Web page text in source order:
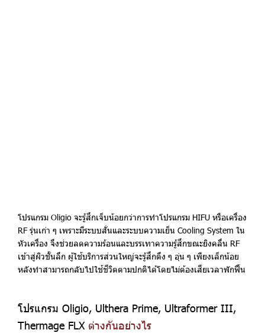
โปรแกรม Oligio จะรู้สึกเจ็บน้อยกว่าการทำโปรแกรม HIFU หรือเครื่อง
RF รุ่นเก่า ๆ เพราะมีระบบสั่นและระบบความเย็น Cooling System ใน
หัวเครื่อง จึงช่วยลดความร้อนและบรรเทาความรู้สึกขณะยิงคลื่น RF
เข้าสู่ผิวชั้นลึก ผู้ใช้บริการส่วนใหญ่จะรู้สึกตึง ๆ อุ่น ๆ เพียงเล็กน้อย
หลังทำสามารถกลับไปใช้ชีวิตตามปกติได้โดยไม่ต้องเสียเวลาพักฟื้น
โปรแกรม Oligio, Ulthera Prime, Ultraformer III,
Thermage FLX ต่างกันอย่างไร